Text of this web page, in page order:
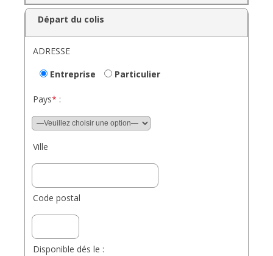
Départ du colis
ADRESSE
Entreprise
Particulier
Pays* :
Ville
Code postal
Disponible dés le :